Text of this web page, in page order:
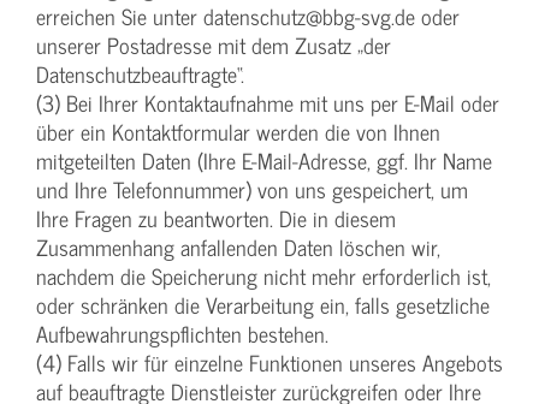
erreichen Sie unter datenschutz@bbg-svg.de oder
unserer Postadresse mit dem Zusatz „der
Datenschutzbeauftragte“.
(3) Bei Ihrer Kontaktaufnahme mit uns per E-Mail oder
über ein Kontaktformular werden die von Ihnen
mitgeteilten Daten (Ihre E-Mail-Adresse, ggf. Ihr Name
und Ihre Telefonnummer) von uns gespeichert, um
Ihre Fragen zu beantworten. Die in diesem
Zusammenhang anfallenden Daten löschen wir,
nachdem die Speicherung nicht mehr erforderlich ist,
oder schränken die Verarbeitung ein, falls gesetzliche
Aufbewahrungspflichten bestehen.
(4) Falls wir für einzelne Funktionen unseres Angebots
auf beauftragte Dienstleister zurückgreifen oder Ihre